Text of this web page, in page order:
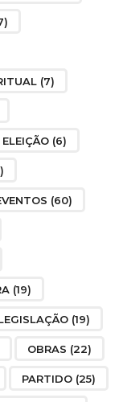
(7)
ELEIÇÃO (6)
(60)
(19)
(19)
OBRAS (22)
PARTIDO (25)